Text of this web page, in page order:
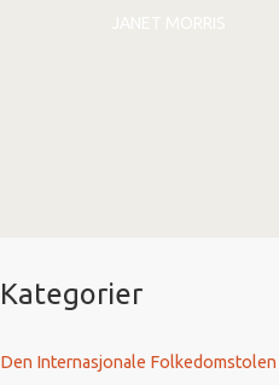
Kategorier
Den Internasjonale Folkedomstolen